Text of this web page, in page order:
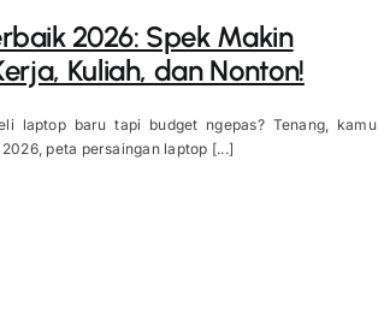
2026: Spek Makin
Kuliah, dan Nonton!
laptop baru tapi budget ngepas? Tenang, kamu
peta persaingan laptop [...]